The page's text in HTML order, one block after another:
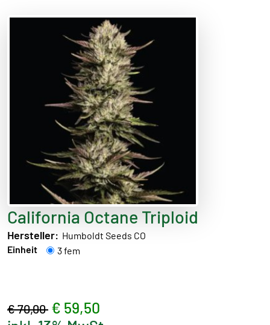
California Octane Triploid
Hersteller: Humboldt Seeds CO
Einheit
3 fem
€ 70,00 € 59,50